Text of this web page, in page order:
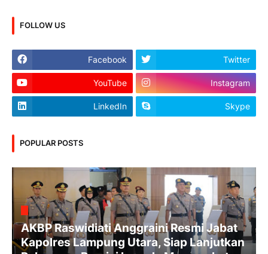
FOLLOW US
Facebook Twitter
YouTube Instagram
LinkedIn Skype
POPULAR POSTS
AKBP Raswidiati Anggraini Resmi Jabat
Kapolres Lampung Utara, Siap Lanjutkan